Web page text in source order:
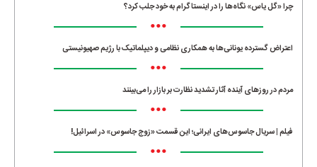
چرا «گل یاس» نگاه‌ها را در اینستاگرام به خود جلب کرد؟
•••
اعتراض گسترده یونانی‌ها به همکاری نظامی و دیپلماتیک با رژیم صهیونیستی
•••
مردم در روزهای آینده آثار تشدید نظارت بر بازار را می‌بینند
•••
فیلم | سریال جاسوس‌های ایرانی؛ این قسمت «زوج جاسوس» در اسرائیل!
•••